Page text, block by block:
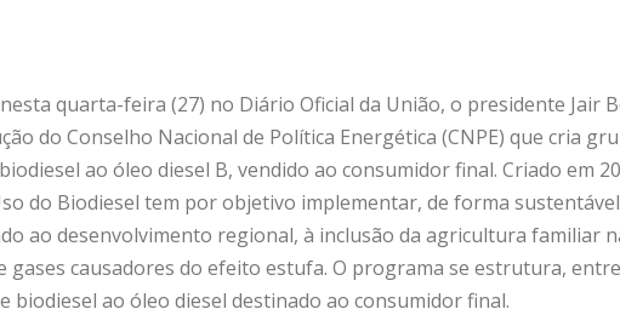
quarta-feira (27) no Diário Oficial da União, o presidente Jair
do Conselho Nacional de Política Energética (CNPE) que cria
ao óleo diesel B, vendido ao consumidor final. Criado em
do Biodiesel tem por objetivo implementar, de forma
ao desenvolvimento regional, à inclusão da agricultura familiar
gases causadores do efeito estufa. O programa se estrutura,
biodiesel ao óleo diesel destinado ao consumidor final.